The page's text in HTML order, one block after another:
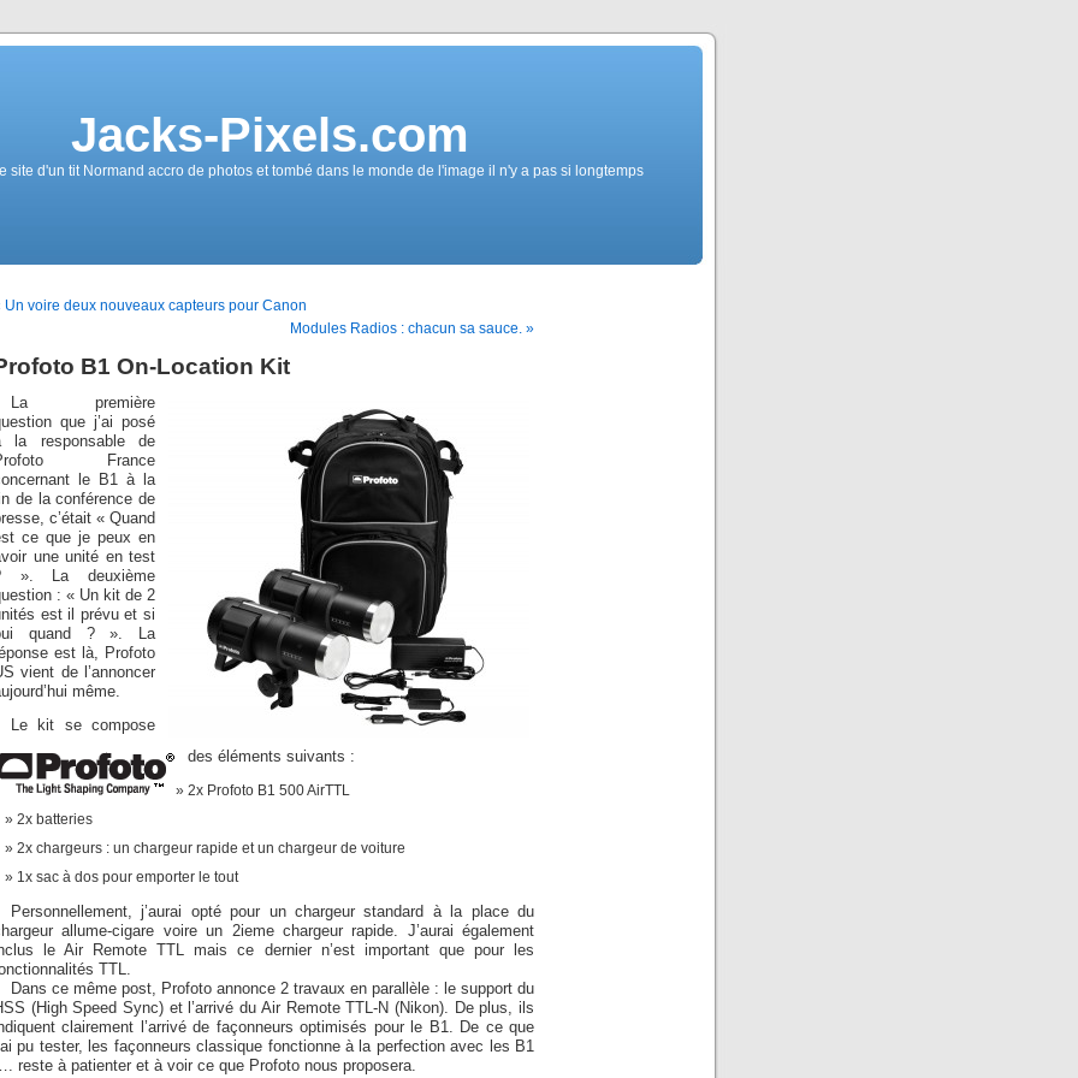
Jacks-Pixels.com
site d'un tit Normand accro de photos et tombé dans le monde de l'image il n'y a pas si longtemps
Un voire deux nouveaux capteurs pour Canon
Modules Radios : chacun sa sauce. »
B1 On-Location Kit
La première
que j’ai posé
la responsable de
France
le B1 à la
de la conférence de
c’était « Quand
ce que je peux en
une unité en test
». La deuxième
: « Un kit de 2
est il prévu et si
quand ? ». La
est là, Profoto
vient de l’annoncer
même.
Le kit se compose
des éléments suivants :
2x Profoto B1 500 AirTTL
2x batteries
2x chargeurs : un chargeur rapide et un chargeur de voiture
1x sac à dos pour emporter le tout
Personnellement, j’aurai opté pour un chargeur standard à la place du
allume-cigare voire un 2ieme chargeur rapide. J’aurai également
le Air Remote TTL mais ce dernier n’est important que pour les
TTL.
Dans ce même post, Profoto annonce 2 travaux en parallèle : le support du
(High Speed Sync) et l’arrivé du Air Remote TTL-N (Nikon). De plus, ils
clairement l’arrivé de façonneurs optimisés pour le B1. De ce que
pu tester, les façonneurs classique fonctionne à la perfection avec les B1
…. reste à patienter et à voir ce que Profoto nous proposera.